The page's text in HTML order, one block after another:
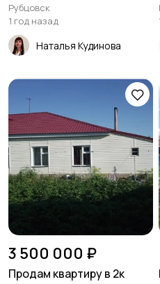
Рубцовск
1 год назад
Наталья Кудинова
3 500 000 ₽
Продам квартиру в 2к